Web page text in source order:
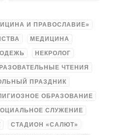
И ПРАВОСЛАВИЕ»
МЕДИЦИНА
НЕКРОЛОГ
ЧТЕНИЯ
ПРАЗДНИК
ОБРАЗОВАНИЕ
СЛУЖЕНИЕ
СТАДИОН «САЛЮТ»